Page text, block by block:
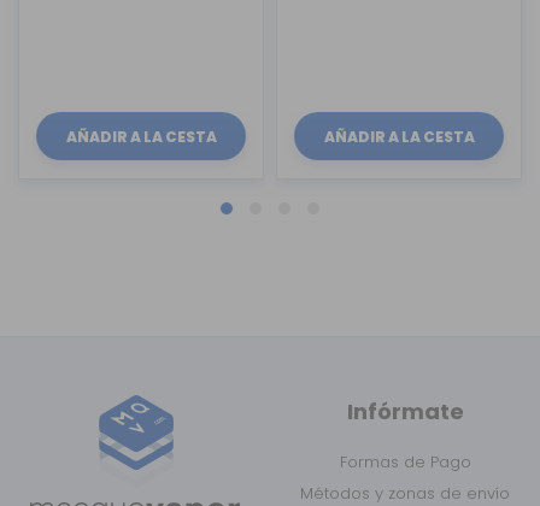
AÑADIR A LA CESTA AÑADIR A LA CESTA
Infórmate
Formas de Pago
Métodos y zonas de envío